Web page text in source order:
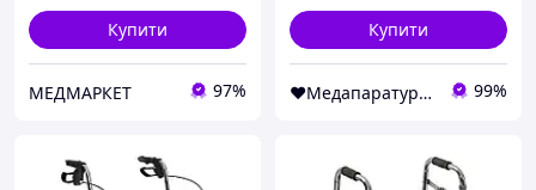
Купити
МЕДМАРКЕТ 97%
Купити
❤️Медапаратура - Медтехніка Низьких Цін ✅ 99%